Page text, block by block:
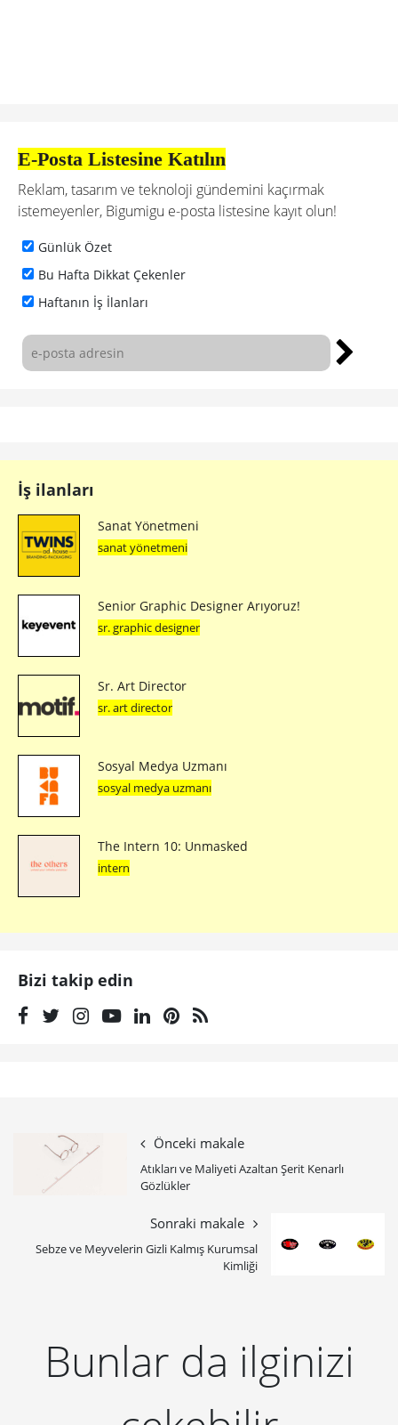
E-Posta Listesine Katılın
Reklam, tasarım ve teknoloji gündemini kaçırmak
istemeyenler, Bigumigu e-posta listesine kayıt olun!
Günlük Özet
Bu Hafta Dikkat Çekenler
Haftanın İş İlanları
İş ilanları
Sanat Yönetmeni
sanat yönetmeni
Senior Graphic Designer Arıyoruz!
sr. graphic designer
Sr. Art Director
sr. art director
Sosyal Medya Uzmanı
sosyal medya uzmanı
The Intern 10: Unmasked
intern
Bizi takip edin
Önceki makale
Atıkları ve Maliyeti Azaltan Şerit Kenarlı
Gözlükler
Sonraki makale
Sebze ve Meyvelerin Gizli Kalmış Kurumsal
Kimliği
Bunlar da ilginizi